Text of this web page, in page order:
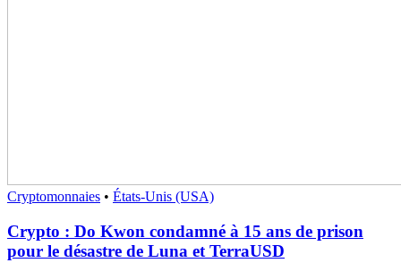
Cryptomonnaies • États-Unis (USA)
Crypto : Do Kwon condamné à 15 ans de prison
pour le désastre de Luna et TerraUSD